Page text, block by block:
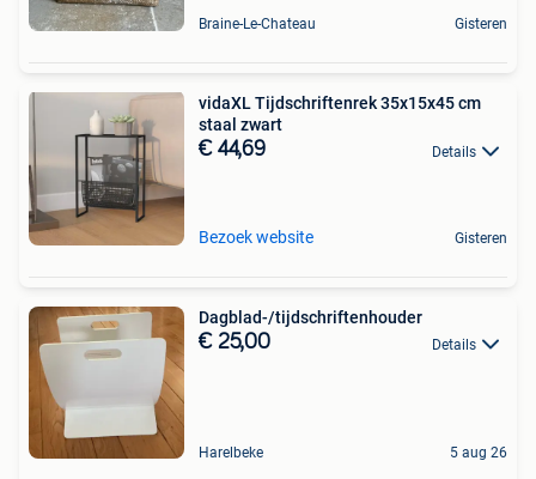
Braine-Le-Chateau Gisteren
vidaXL Tijdschriftenrek 35x15x45 cm
staal zwart
€ 44,69 Details
Bezoek website Gisteren
Dagblad-/tijdschriftenhouder
€ 25,00 Details
Harelbeke 5 aug 26